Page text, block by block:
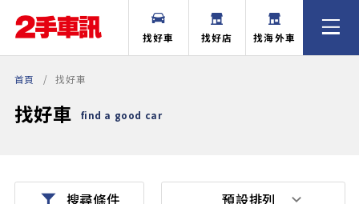
找好車 找好店 找海外車
首頁 找好車
找好車 find a good car
搜尋條件 預設排列